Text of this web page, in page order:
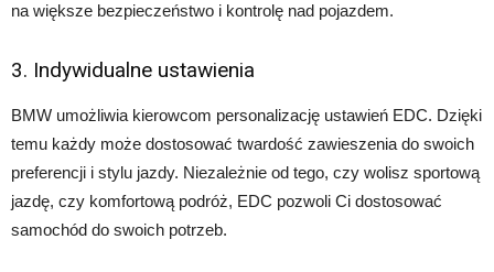
na większe bezpieczeństwo i kontrolę nad pojazdem.
3. Indywidualne ustawienia
BMW umożliwia kierowcom personalizację ustawień EDC. Dzięki
temu każdy może dostosować twardość zawieszenia do swoich
preferencji i stylu jazdy. Niezależnie od tego, czy wolisz sportową
jazdę, czy komfortową podróż, EDC pozwoli Ci dostosować
samochód do swoich potrzeb.